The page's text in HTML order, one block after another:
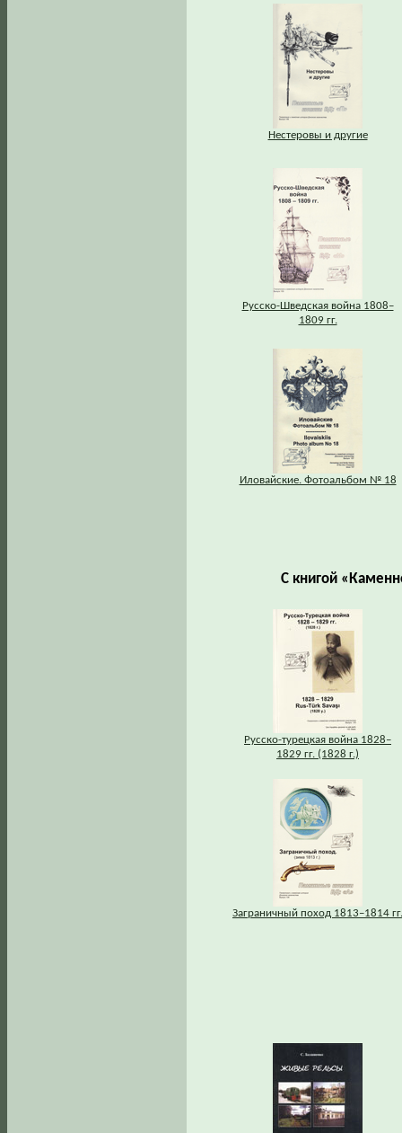
Нестеровы и другие
Русско-Шведская война 1808–
1809 гг.
Иловайские. Фотоальбом № 18
С книгой
Русско-турецкая война 1828–
1829 гг. (1828 г.)
Заграничный поход 1813–1814 гг.